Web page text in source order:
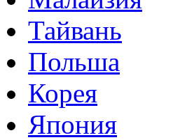
Тайвань
Польша
Корея
Япония